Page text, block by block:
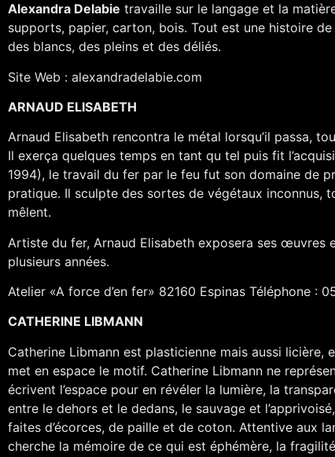
Alexandra Delabie travaille sur le langage et la
supports, papier, carton, bois. Tout est une histoire
des blancs, des pleins et des déliés.
Site Web : alexandradelabie.com
ARNAUD ELISABETH
Arnaud Elisabeth rencontra le métal lorsqu’il passa,
Il exerça quelques temps en tant qu tel puis fit
1994), le travail du fer par le feu fut son domaine de
pratique. Il sculpte des sortes de végétaux
mêlent.
Artiste du fer, Arnaud Elisabeth exposera ses œuvres
plusieurs années.
Atelier «A force d’en fer» 82160 Espinas Téléphone :
CATHERINE LIBMANN
Catherine Libmann est plasticienne mais aussi licière,
met en espace le motif. Catherine Libmann ne
écrivent l’espace pour en révéler la lumière, la
entre le dehors et le dedans, le sauvage et
faites d’écorces, de paille et de coton. Attentive aux
cherche la mémoire de ce qui est éphémère, la